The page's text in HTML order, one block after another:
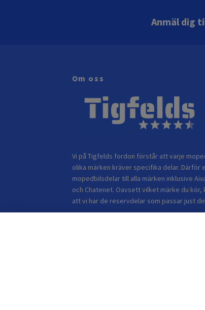
Anmäl dig
Om oss
Vi på Tigfelds fordon förstår att varje
olika märken kräver specifika delar. Därför
mopedbilsdelar till alla märken inklusive
och Chatenet. Oavsett vilket märke du kör,
att vi har de reservdelar som passar just